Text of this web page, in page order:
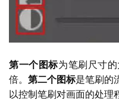
建
筑
第一个图标为笔刷尺寸
倍。 第二个图标是笔刷的
以控制笔刷对画面的处理